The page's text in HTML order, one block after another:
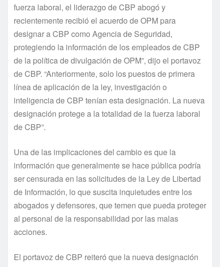
fuerza laboral, el liderazgo de CBP abogó y
recientemente recibió el acuerdo de OPM para
designar a CBP como Agencia de Seguridad,
protegiendo la información de los empleados de CBP
de la política de divulgación de OPM”, dijo el portavoz
de CBP. “Anteriormente, solo los puestos de primera
línea de aplicación de la ley, investigación o
inteligencia de CBP tenían esta designación. La nueva
designación protege a la totalidad de la fuerza laboral
de CBP”.
Una de las implicaciones del cambio es que la
información que generalmente se hace pública podría
ser censurada en las solicitudes de la Ley de Libertad
de Información, lo que suscita inquietudes entre los
abogados y defensores, que temen que pueda proteger
al personal de la responsabilidad por las malas
acciones.
El portavoz de CBP reiteró que la nueva designación